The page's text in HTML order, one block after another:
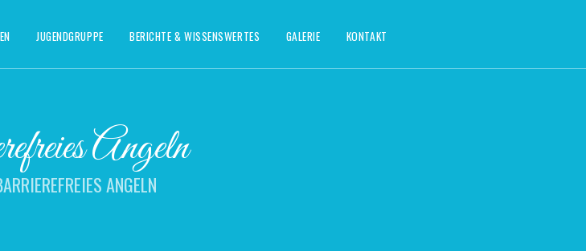
JUGENDGRUPPE BERICHTE & WISSENSWERTES GALERIE KONTAKT
Angeln
ANGELN